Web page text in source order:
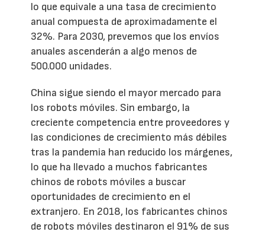
lo que equivale a una tasa de crecimiento
anual compuesta de aproximadamente el
32%. Para 2030, prevemos que los envíos
anuales ascenderán a algo menos de
500.000 unidades.
China sigue siendo el mayor mercado para
los robots móviles. Sin embargo, la
creciente competencia entre proveedores y
las condiciones de crecimiento más débiles
tras la pandemia han reducido los márgenes,
lo que ha llevado a muchos fabricantes
chinos de robots móviles a buscar
oportunidades de crecimiento en el
extranjero. En 2018, los fabricantes chinos
de robots móviles destinaron el 91% de sus